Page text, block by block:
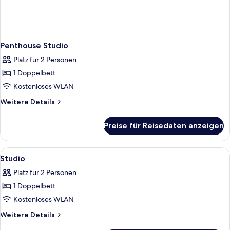
Penthouse Studio
Platz für 2 Personen
1 Doppelbett
Kostenloses WLAN
Weitere Details
Weitere
Studio
Preise für Reisedaten anzeigen
Alle
Fotos
für
Studio
anzeigen
Laptopgeeigneter Arbeitsplatz,
13
Studio
Platz für 2 Personen
1 Doppelbett
Kostenloses WLAN
Weitere Details
Weitere